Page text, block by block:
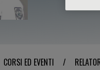
CORSI ED EVENTI /